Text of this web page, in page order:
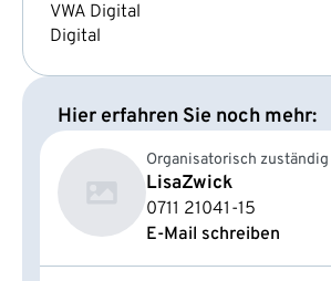
VWA Digital
Digital
Hier erfahren Sie noch mehr:
Organisatorisch zuständig
LisaZwick
0711 21041-15
E-Mail schreiben